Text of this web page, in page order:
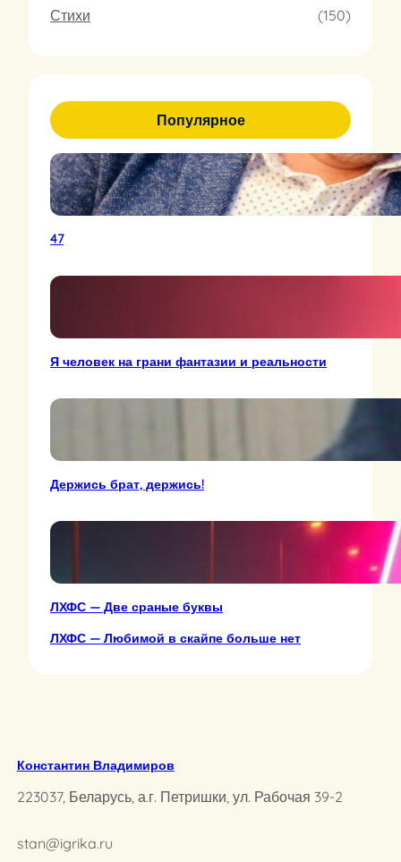
Стихи
(150)
Популярное
47
Я человек на грани фантазии и реальности
Держись брат, держись!
ЛХФС — Две сраные буквы
ЛХФС — Любимой в скайпе больше нет
Константин Владимиров
223037, Беларусь, а.г. Петришки, ул. Рабочая 39-2
stan@igrika.ru